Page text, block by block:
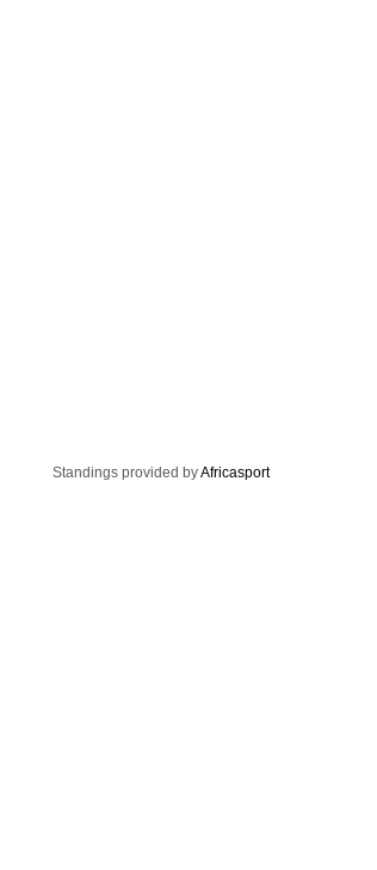
Standings provided byAfricasport